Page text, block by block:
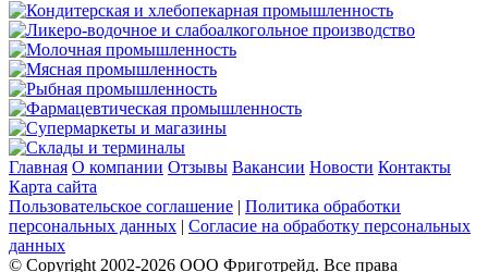
Кондитерская и хлебопекарная промышленность
Ликеро-водочное и слабоалкогольное производство
Молочная промышленность
Мясная промышленность
Рыбная промышленность
Фармацевтическая промышленность
Супермаркеты и магазины
Склады и терминалы
Главная О компании Отзывы Вакансии Новости Контакты
Карта сайта
Пользовательское соглашение
Политика обработки
персональных данных
Согласие на обработку персональных
данных
© Copyright 2002-2026 ООО Фриготрейд. Все права